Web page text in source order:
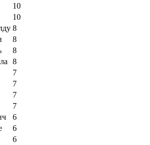
10
10
8
8
8
8
7
7
7
7
6
6
6